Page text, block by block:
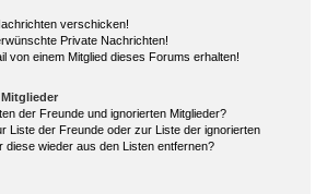
verschicken!
Private Nachrichten!
von einem Mitglied dieses Forums erhalten!
der Freunde und ignorierten Mitglieder?
Liste der Freunde oder zur Liste der ignorierten
diese wieder aus den Listen entfernen?